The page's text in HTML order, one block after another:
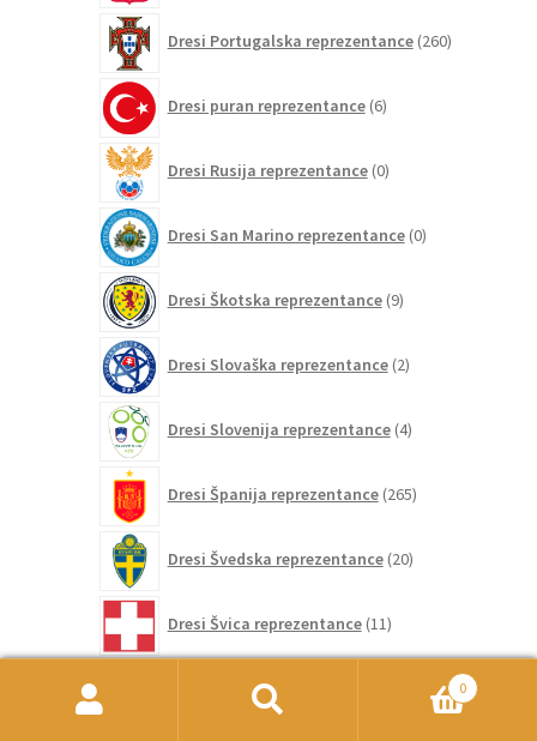
Dresi Portugalska reprezentance 260izdelkov
Dresi puran reprezentance 6izdelkov
Dresi Rusija reprezentance 0izdelkov
Dresi San Marino reprezentance 0izdelkov
Dresi Škotska reprezentance 9izdelkov
Dresi Slovaška reprezentance 2izdelka
Dresi Slovenija reprezentance 4izdelki
Dresi Španija reprezentance 265izdelkov
Dresi Švedska reprezentance 20izdelkov
Dresi Švica reprezentance 11izdelkov
Dresi Ukrajina reprezentance
izdelki
0